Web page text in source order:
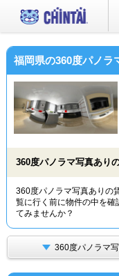
福岡県の360度パノラ
360度パノラマ写真あり
360度パノラマ写真ありの
覧に行く前に物件の中を確
てみませんか？
360度パノラマ